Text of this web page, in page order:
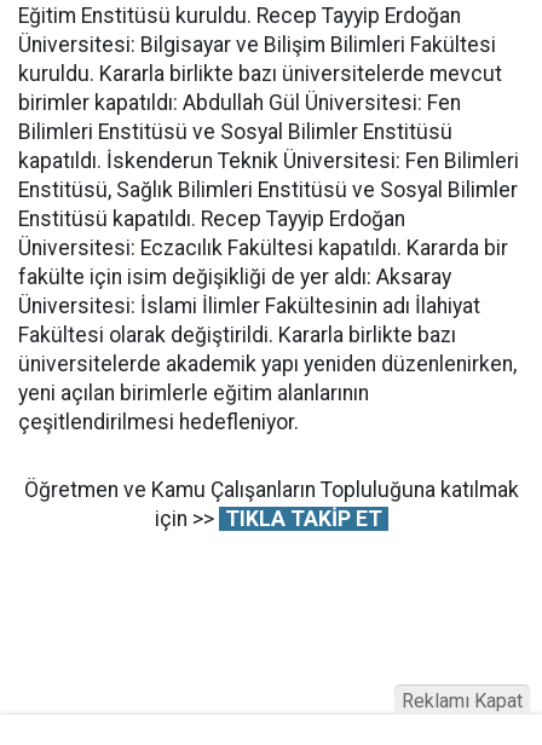
Eğitim Enstitüsü kuruldu. Recep Tayyip Erdoğan
Üniversitesi: Bilgisayar ve Bilişim Bilimleri Fakültesi
kuruldu. Kararla birlikte bazı üniversitelerde mevcut
birimler kapatıldı: Abdullah Gül Üniversitesi: Fen
Bilimleri Enstitüsü ve Sosyal Bilimler Enstitüsü
kapatıldı. İskenderun Teknik Üniversitesi: Fen Bilimleri
Enstitüsü, Sağlık Bilimleri Enstitüsü ve Sosyal Bilimler
Enstitüsü kapatıldı. Recep Tayyip Erdoğan
Üniversitesi: Eczacılık Fakültesi kapatıldı. Kararda bir
fakülte için isim değişikliği de yer aldı: Aksaray
Üniversitesi: İslami İlimler Fakültesinin adı İlahiyat
Fakültesi olarak değiştirildi. Kararla birlikte bazı
üniversitelerde akademik yapı yeniden düzenlenirken,
yeni açılan birimlerle eğitim alanlarının
çeşitlendirilmesi hedefleniyor.
Öğretmen ve Kamu Çalışanların Topluluğuna katılmak
için >> TIKLA TAKİP ET
Reklamı Kapat